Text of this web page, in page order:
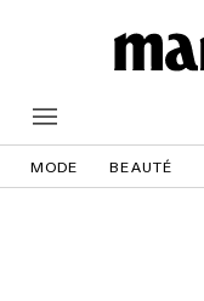
MODE BEAUTÉ